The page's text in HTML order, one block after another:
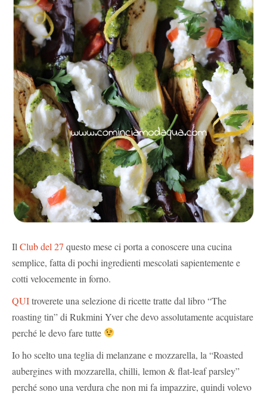
Il Club del 27 questo mese ci porta a conoscere una cucina
semplice, fatta di pochi ingredienti mescolati sapientemente e
cotti velocemente in forno.
QUItroverete una selezione di ricette tratte dal libro “The
roasting tin” di Rukmini Yver che devo assolutamente acquistare
perché le devo fare tutte
Io ho scelto una teglia di melanzane e mozzarella, la “Roasted
aubergines with mozzarella, chilli, lemon & flat-leaf parsley”
perché sono una verdura che non mi fa impazzire, quindi volevo